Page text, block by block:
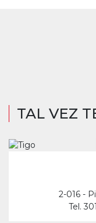
TAL VEZ
2-016 -
Tel.